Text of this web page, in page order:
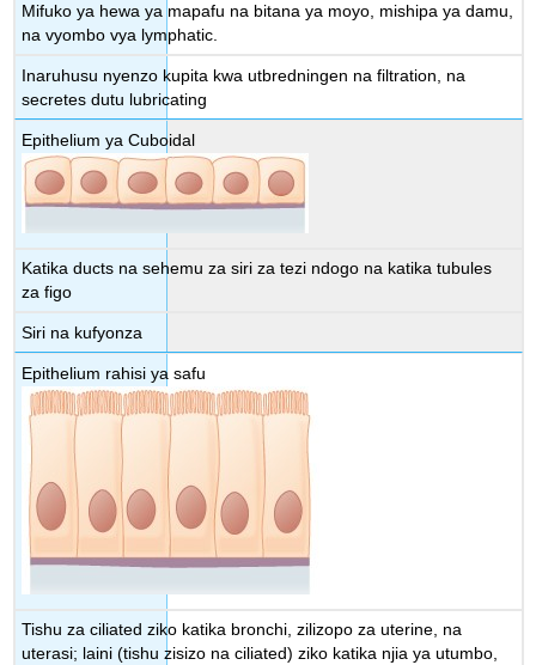
Mifuko ya hewa ya mapafu na bitana ya moyo, mishipa ya damu,
na vyombo vya lymphatic.
Inaruhusu nyenzo kupita kwa utbredningen na filtration, na
secretes dutu lubricating
Epithelium ya Cuboidal
Katika ducts na sehemu za siri za tezi ndogo na katika tubules
za figo
Siri na kufyonza
Epithelium rahisi ya safu
Tishu za ciliated ziko katika bronchi, zilizopo za uterine, na
uterasi; laini (tishu zisizo na ciliated) ziko katika njia ya utumbo,